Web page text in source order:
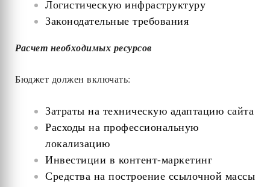
Логистическую инфраструктуру
Законодательные требования
Расчет необходимых ресурсов
Бюджет должен включать:
Затраты на техническую адаптацию сайта
Расходы на профессиональную
локализацию
Инвестиции в контент-маркетинг
Средства на построение ссылочной массы